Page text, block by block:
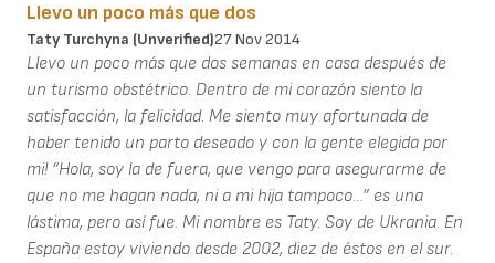
Llevo un poco más que dos
Taty Turchyna (unverified)27 Nov 2014
Llevo un poco más que dos semanas en casa después de
un turismo obstétrico. Dentro de mi corazón siento la
satisfacción, la felicidad. Me siento muy afortunada de
haber tenido un parto deseado y con la gente elegida por
mi! “Hola, soy la de fuera, que vengo para asegurarme de
que no me hagan nada, ni a mi hija tampoco…” es una
lástima, pero así fue. Mi nombre es Taty. Soy de Ukrania. En
España estoy viviendo desde 2002, diez de éstos en el sur.